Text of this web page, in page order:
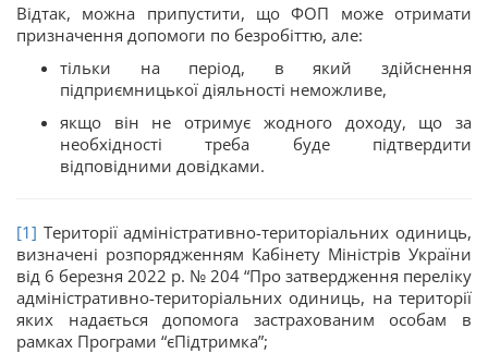
Відтак, можна припустити, що ФОП може отримати
призначення допомоги по безробіттю, але:
тільки на період, в який здійснення
підприємницької діяльності неможливе,
якщо він не отримує жодного доходу, що за
необхідності треба буде підтвердити
відповідними довідками.
[1] Території адміністративно-територіальних одиниць,
визначені розпорядженням Кабінету Міністрів України
від 6 березня 2022 р. № 204 “Про затвердження переліку
адміністративно-територіальних одиниць, на території
яких надається допомога застрахованим особам в
рамках Програми “єПідтримка”;